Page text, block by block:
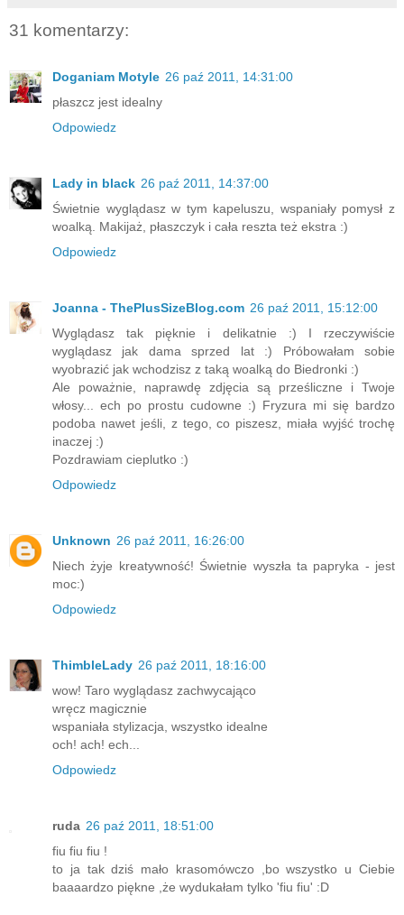
31 komentarzy:
Doganiam Motyle 26 paź 2011, 14:31:00
płaszcz jest idealny
Odpowiedz
Lady in black 26 paź 2011, 14:37:00
Świetnie wyglądasz w tym kapeluszu, wspaniały pomysł z
woalką. Makijaż, płaszczyk i cała reszta też ekstra :)
Odpowiedz
Joanna - ThePlusSizeBlog.com 26 paź 2011, 15:12:00
Wyglądasz tak pięknie i delikatnie :) I rzeczywiście
wyglądasz jak dama sprzed lat :) Próbowałam sobie
wyobrazić jak wchodzisz z taką woalką do Biedronki :)
Ale poważnie, naprawdę zdjęcia są prześliczne i Twoje
włosy... ech po prostu cudowne :) Fryzura mi się bardzo
podoba nawet jeśli, z tego, co piszesz, miała wyjść trochę
inaczej :)
Pozdrawiam cieplutko :)
Odpowiedz
Unknown 26 paź 2011, 16:26:00
Niech żyje kreatywność! Świetnie wyszła ta papryka - jest
moc:)
Odpowiedz
ThimbleLady 26 paź 2011, 18:16:00
wow! Taro wyglądasz zachwycająco
wręcz magicznie
wspaniała stylizacja, wszystko idealne
och! ach! ech...
Odpowiedz
ruda 26 paź 2011, 18:51:00
fiu fiu fiu !
to ja tak dziś mało krasomówczo ,bo wszystko u Ciebie
baaaardzo piękne ,że wydukałam tylko 'fiu fiu' :D